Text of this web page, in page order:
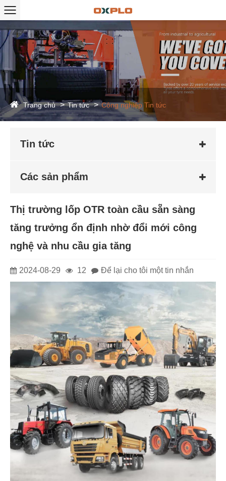
Trang chủ Tin tức Công nghiệp Tin tức
Tin tức
Các sản phẩm
Thị trường lốp OTR toàn cầu sẵn sàng
tăng trưởng ổn định nhờ đổi mới công
nghệ và nhu cầu gia tăng
2024-08-29 12 Để lại cho tôi một tin nhắn